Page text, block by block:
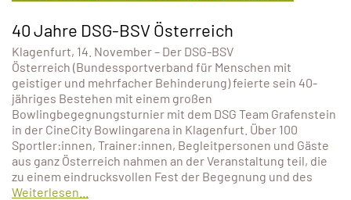
40 Jahre DSG-BSV Österreich
Klagenfurt, 14. November – Der DSG-BSV
Österreich (Bundessportverband für Menschen mit
geistiger und mehrfacher Behinderung) feierte sein 40-
jähriges Bestehen mit einem großen
Bowlingbegegnungsturnier mit dem DSG Team Grafenstein
in der CineCity Bowlingarena in Klagenfurt. Über 100
Sportler:innen, Trainer:innen, Begleitpersonen und Gäste
aus ganz Österreich nahmen an der Veranstaltung teil, die
zu einem eindrucksvollen Fest der Begegnung und des
Weiterlesen...